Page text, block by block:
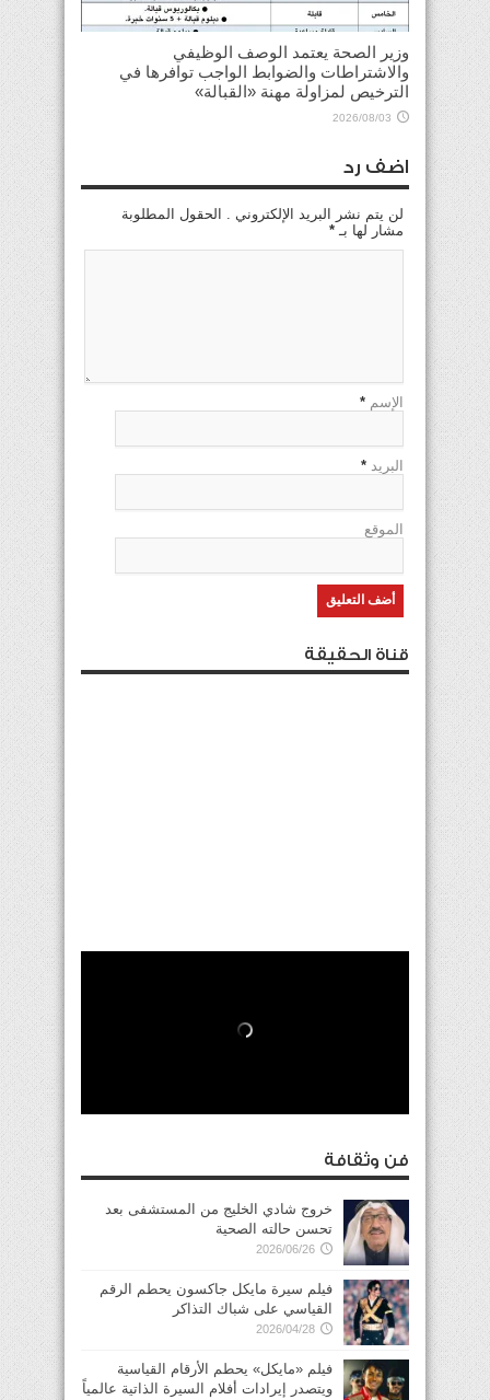
وزير الصحة يعتمد الوصف الوظيفي
والاشتراطات والضوابط الواجب توافرها في
الترخيص لمزاولة مهنة «القبالة»
2026/08/03
اضف رد
لن يتم نشر البريد الإلكتروني . الحقول المطلوبة
مشار لها بـ *
الإسم *
البريد *
الموقع
قناة الحقيقة
فن وثقافة
خروج شادي الخليج من المستشفى بعد
تحسن حالته الصحية
2026/06/26
فيلم سيرة مايكل جاكسون يحطم الرقم
القياسي على شباك التذاكر
2026/04/28
فيلم «مايكل» يحطم الأرقام القياسية
ويتصدر إيرادات أفلام السيرة الذاتية عالمياً